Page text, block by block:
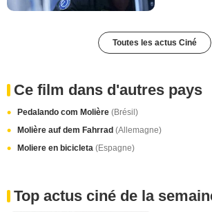
Toutes les actus Ciné
Ce film dans d'autres pays
Pedalando com Molière (Brésil)
Molière auf dem Fahrrad (Allemagne)
Moliere en bicicleta (Espagne)
Top actus ciné de la